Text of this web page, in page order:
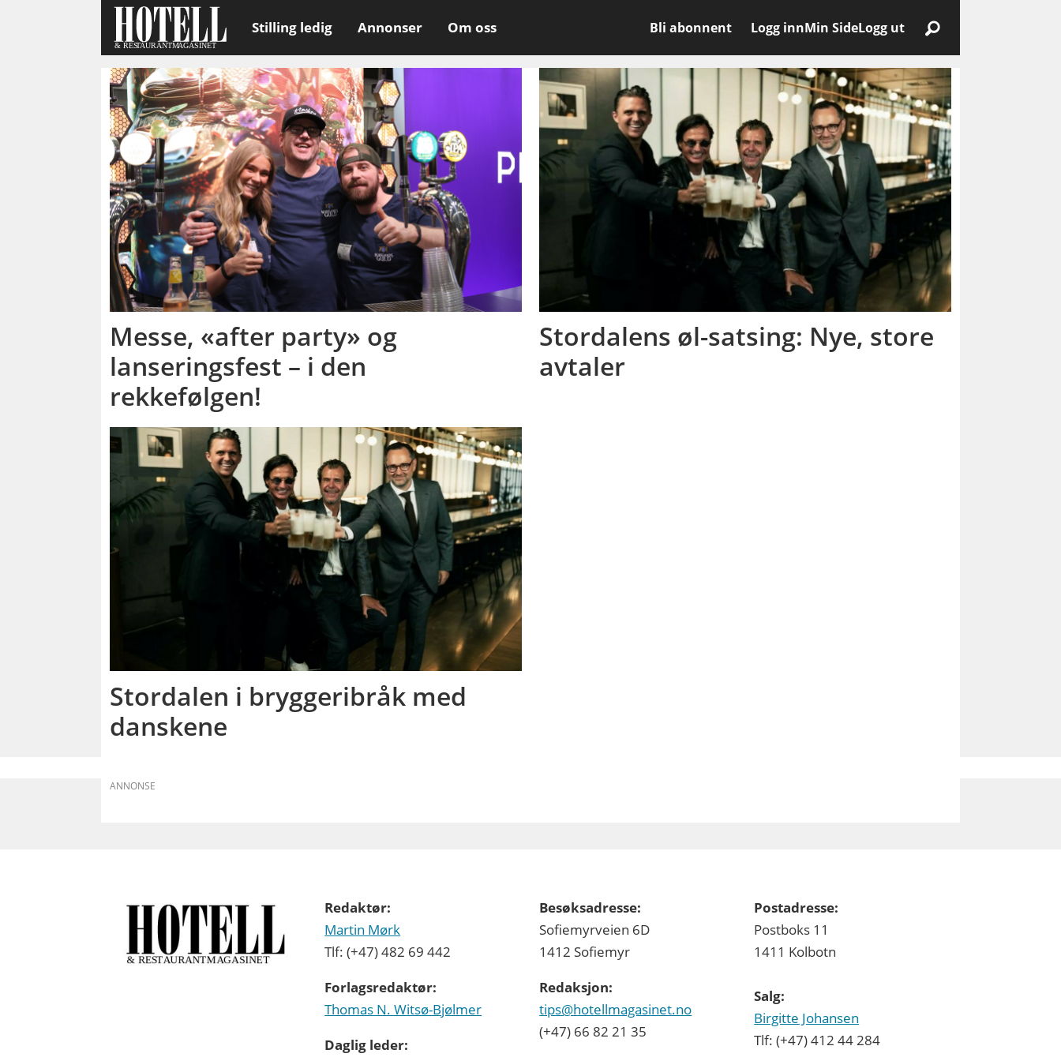
Stilling ledig Annonser Om oss Bli abonnent Logg innMin SideLogg ut
spendrups
Messe, «after party» og
lanseringsfest – i den
rekkefølgen!
Stordalens øl-satsing: Nye, store
avtaler
Stordalen i bryggeribråk med
danskene
ANNONSE
Redaktør:
Martin Mørk
Tlf: (+47) 482 69 442
Forlagsredaktør:
Thomas N. Witsø-Bjølmer
Daglig leder:
Besøksadresse:
Sofiemyrveien 6D
1412 Sofiemyr
Redaksjon:
tips@hotellmagasinet.no
(+47) 66 82 21 35
Postadresse:
Postboks 11
1411 Kolbotn
Salg:
Birgitte Johansen
Tlf: (+47) 412 44 284